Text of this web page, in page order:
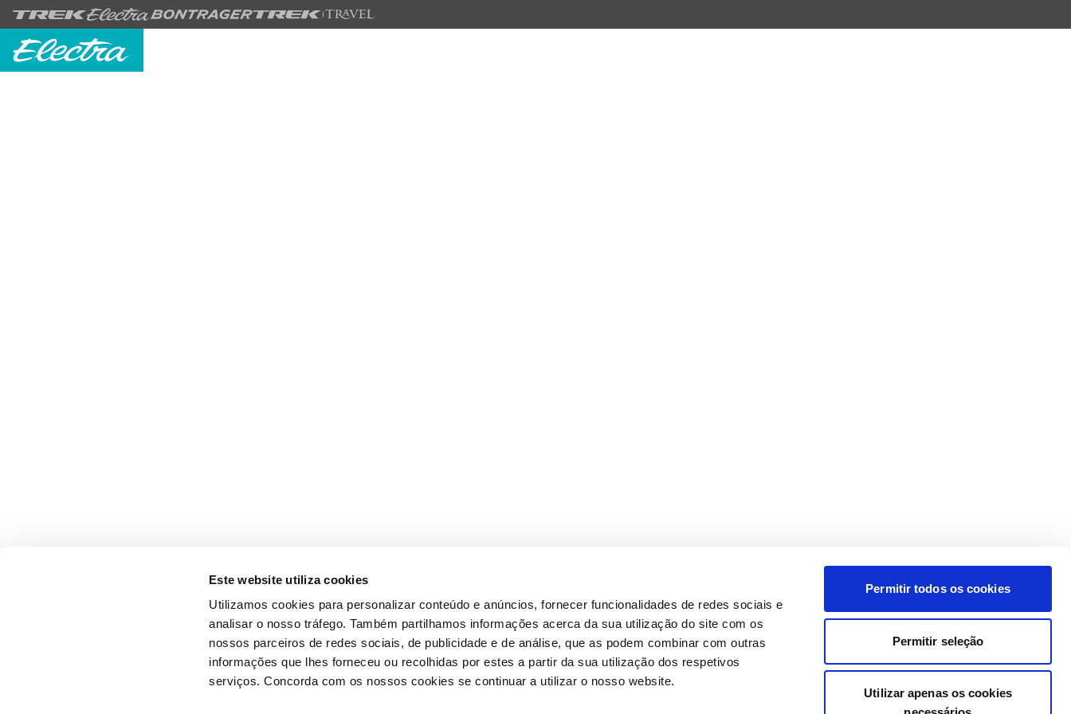
Este website utiliza cookies
Utilizamos cookies para personalizar conteúdo e anúncios, fornecer funcionalidades de redes sociais e
analisar o nosso tráfego. Também partilhamos informações acerca da sua utilização do site com os
nossos parceiros de redes sociais, de publicidade e de análise, que as podem combinar com outras
informações que lhes forneceu ou recolhidas por estes a partir da sua utilização dos respetivos
serviços. Concorda com os nossos cookies se continuar a utilizar o nosso website.
Permitir todos os cookies
Permitir seleção
Utilizar apenas os cookies